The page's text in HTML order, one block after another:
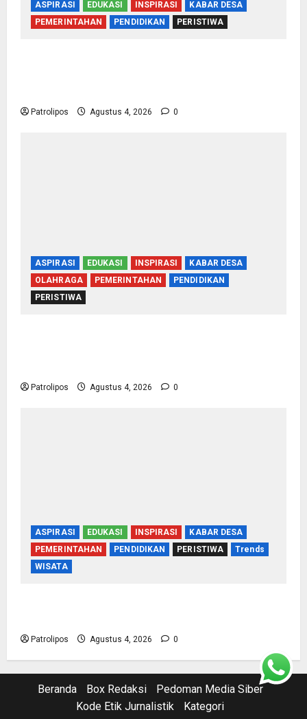
ASPIRASI EDUKASI INSPIRASI
KABAR DESA
PEMERINTAHAN
PENDIDIKAN PERISTIWA
Patrolipos Agustus 4, 2026 0
ASPIRASI EDUKASI INSPIRASI
KABAR DESA
OLAHRAGA
PEMERINTAHAN
PENDIDIKAN
PERISTIWA
Patrolipos Agustus 4, 2026 0
ASPIRASI EDUKASI INSPIRASI
KABAR DESA
PEMERINTAHAN
PENDIDIKAN PERISTIWA
Trends
WISATA
Patrolipos Agustus 4, 2026 0
Beranda Box Redaksi
Pedoman Media Siber
Kode Etik Jurnalistik
Kategori